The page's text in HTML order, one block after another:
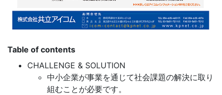
Table of contents
CHALLENGE & SOLUTION
中小企業が事業を通じて社会課題の解決に取り
組むことが必要です。